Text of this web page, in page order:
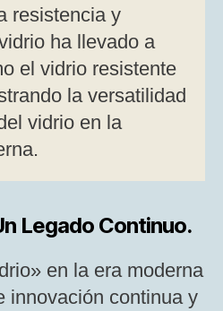
resistencia y
ha llevado a
el vidrio resistente
la versatilidad
vidrio en la
Legado Continuo.
en la era moderna
innovación continua y